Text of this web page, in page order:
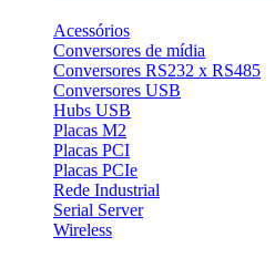
Acessórios
Conversores de mídia
Conversores RS232 x RS485
Conversores USB
Hubs USB
Placas M2
Placas PCI
Placas PCIe
Rede Industrial
Serial Server
Wireless